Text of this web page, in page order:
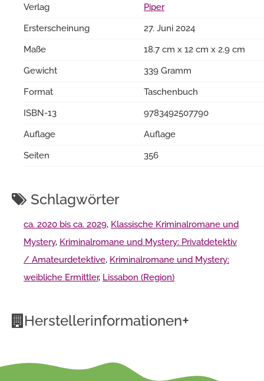
Verlag
Piper
Ersterscheinung
27. Juni 2024
Maße
18.7 cm x 12 cm x 2.9 cm
Gewicht
339 Gramm
Format
Taschenbuch
ISBN-13
9783492507790
Auflage
Auflage
Seiten
356
Schlagwörter
ca. 2020 bis ca. 2029, Klassische Kriminalromane und
Mystery, Kriminalromane und Mystery: Privatdetektiv
/ Amateurdetektive, Kriminalromane und Mystery:
weibliche Ermittler, Lissabon (Region)
Herstellerinformationen+